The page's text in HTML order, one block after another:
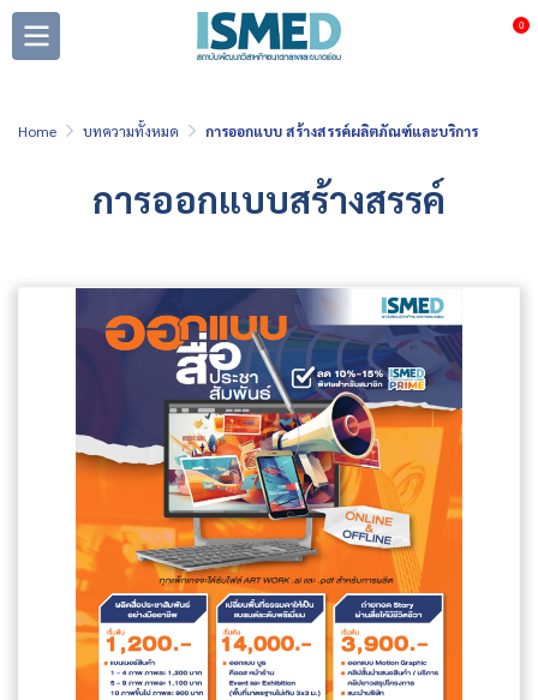
0
Home บทความทั้งหมด การออกแบบ สร้างสรรค์ผลิตภัณฑ์และบริการ
การออกแบบสร้างสรรค์